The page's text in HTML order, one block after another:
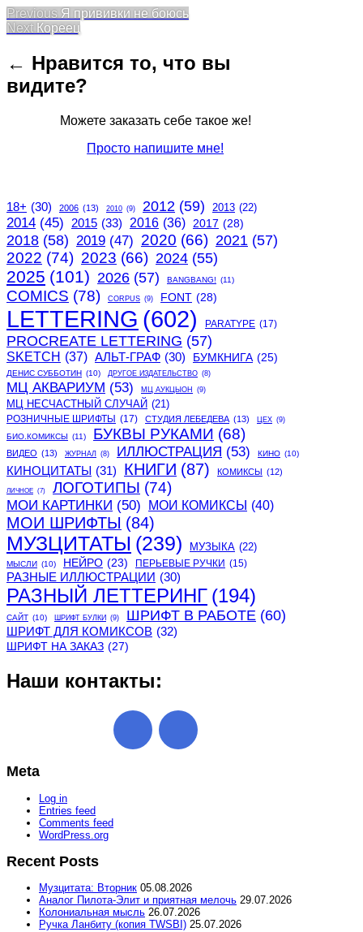
Post
navigation
Previous Previous
post:
Я прививки не боюсь
Next Next
Кореец
← Нравится то, что вы
видите?
Можете заказать себе такое же!
Просто напишите мне!
18+ (30) 2006 (13) 2010 (9) 2012 (59) 2013 (22)
2014 (45) 2015 (33) 2016 (36) 2017 (28)
2018 (58) 2019 (47) 2020 (66) 2021 (57)
2022 (74) 2023 (66) 2024 (55)
2025 (101) 2026 (57) BANGBANG! (11)
COMICS (78) CORPUS (9) FONT (28)
LETTERING (602) PARATYPE (17)
PROCREATE LETTERING (57)
SKETCH (37) АЛЬТ-ГРАФ (30) БУМКНИГА (25)
ДЕНИС СУББОТИН (10) ДРУГОЕ ИЗДАТЕЛЬСТВО (8)
МЦ АКВАРИУМ (53) МЦ АУКЦЫОН (9)
МЦ НЕСЧАСТНЫЙ СЛУЧАЙ (21)
РОЗНИЧНЫЕ ШРИФТЫ (17) СТУДИЯ ЛЕБЕДЕВА (13) ЦЕХ (9)
БИО.КОМИКСЫ (11) БУКВЫ РУКАМИ (68)
ВИДЕО (13) ЖУРНАЛ (8) ИЛЛЮСТРАЦИЯ (53) КИНО (10)
КИНОЦИТАТЫ (31) КНИГИ (87) КОМИКСЫ (12)
ЛИЧНОЕ (7) ЛОГОТИПЫ (74)
МОИ КАРТИНКИ (50) МОИ КОМИКСЫ (40)
МОИ ШРИФТЫ (84)
МУЗЦИТАТЫ (239) МУЗЫКА (22)
МЫСЛИ (10) НЕЙРО (23) ПЕРЬЕВЫЕ РУЧКИ (15)
РАЗНЫЕ ИЛЛЮСТРАЦИИ (30)
РАЗНЫЙ ЛЕТТЕРИНГ (194)
САЙТ (10) ШРИФТ БУЛКИ (9) ШРИФТ В РАБОТЕ (60)
ШРИФТ ДЛЯ КОМИКСОВ (32)
ШРИФТ НА ЗАКАЗ (27)
Наши контакты:
Meta
Log in
Entries feed
Comments feed
WordPress.org
Recent Posts
Музцитата: Вторник 05.08.2026
Аналог Пилота-Элит и приятная мелочь 29.07.2026
Колониальная мысль 26.07.2026
Ручка Ланбиту (копия TWSBI) 25.07.2026